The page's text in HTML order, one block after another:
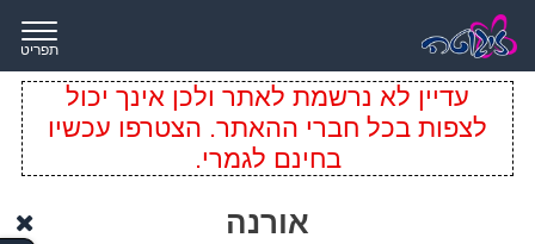
תפריט
עדיין לא נרשמת לאתר ולכן אינך יכול
לצפות בכל חברי ההאתר. הצטרפו עכשיו
בחינם לגמרי.
אורנה